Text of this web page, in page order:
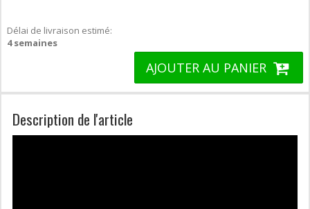
Délai de livraison estimé:
4 semaines
AJOUTER AU PANIER
Description de l'article